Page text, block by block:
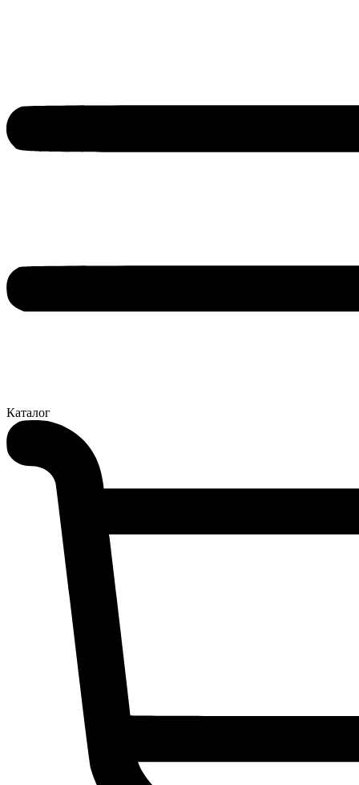
Каталог